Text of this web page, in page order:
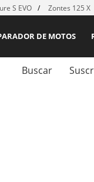
S EVO Zontes 125 X
DE MOTOS
Buscar